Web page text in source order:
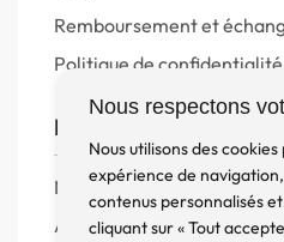
Nous respectons
Nous utilisons des
expérience de
contenus personnalisés
cliquant sur « Tout
Remboursement et
Politique de confidentialité
FM Diffusion
Mentions Légales
À propos